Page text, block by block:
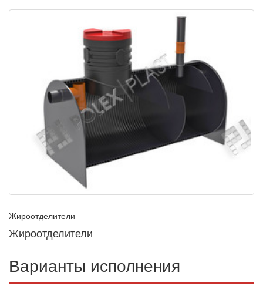
Жироотделители
Жироотделители
Варианты исполнения